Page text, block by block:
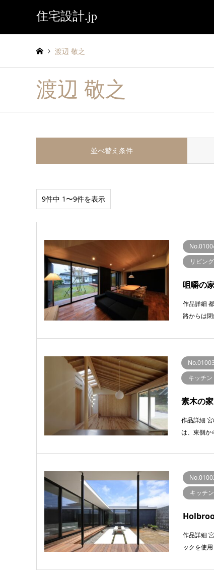
住宅設計.jp
渡辺 敬之
渡辺 敬之
並べ替え条件
9件中 1〜9件を表示
リビング
咀嚼の
作品詳細
路からは
No.01003
キッチン
素木の
作品詳細
は、東側か
キッチン
作品詳細
ックを使